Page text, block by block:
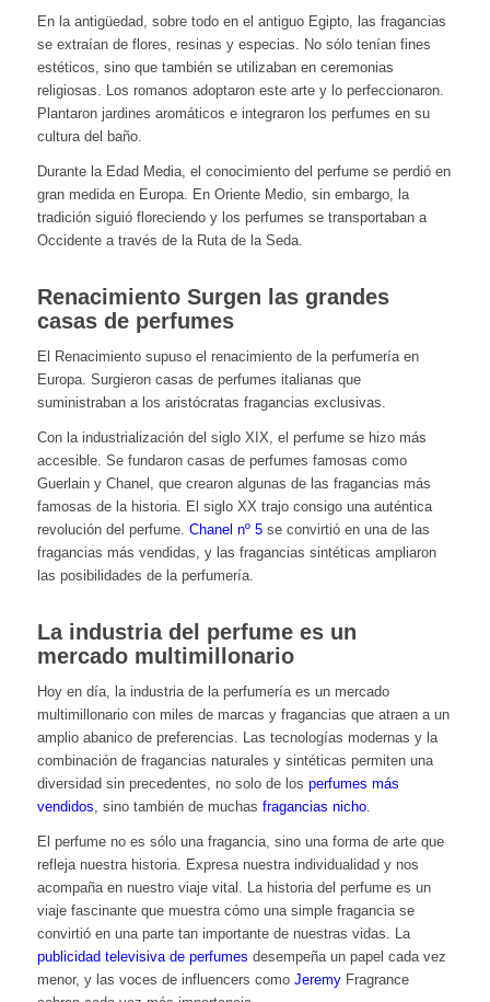
En la antigüedad, sobre todo en el antiguo Egipto, las fragancias
se extraían de flores, resinas y especias. No sólo tenían fines
estéticos, sino que también se utilizaban en ceremonias
religiosas. Los romanos adoptaron este arte y lo perfeccionaron.
Plantaron jardines aromáticos e integraron los perfumes en su
cultura del baño.
Durante la Edad Media, el conocimiento del perfume se perdió en
gran medida en Europa. En Oriente Medio, sin embargo, la
tradición siguió floreciendo y los perfumes se transportaban a
Occidente a través de la Ruta de la Seda.
Renacimiento Surgen las grandes
casas de perfumes
El Renacimiento supuso el renacimiento de la perfumería en
Europa. Surgieron casas de perfumes italianas que
suministraban a los aristócratas fragancias exclusivas.
Con la industrialización del siglo XIX, el perfume se hizo más
accesible. Se fundaron casas de perfumes famosas como
Guerlain y Chanel, que crearon algunas de las fragancias más
famosas de la historia. El siglo XX trajo consigo una auténtica
revolución del perfume. Chanel nº 5se convirtió en una de las
fragancias más vendidas, y las fragancias sintéticas ampliaron
las posibilidades de la perfumería.
La industria del perfume es un
mercado multimillonario
Hoy en día, la industria de la perfumería es un mercado
multimillonario con miles de marcas y fragancias que atraen a un
amplio abanico de preferencias. Las tecnologías modernas y la
combinación de fragancias naturales y sintéticas permiten una
diversidad sin precedentes, no solo de los perfumes más
vendidos, sino también de muchas fragancias nicho.
El perfume no es sólo una fragancia, sino una forma de arte que
refleja nuestra historia. Expresa nuestra individualidad y nos
acompaña en nuestro viaje vital. La historia del perfume es un
viaje fascinante que muestra cómo una simple fragancia se
convirtió en una parte tan importante de nuestras vidas. La
publicidad televisiva de perfumes desempeña un papel cada vez
menor, y las voces de influencers como JeremyFragrance